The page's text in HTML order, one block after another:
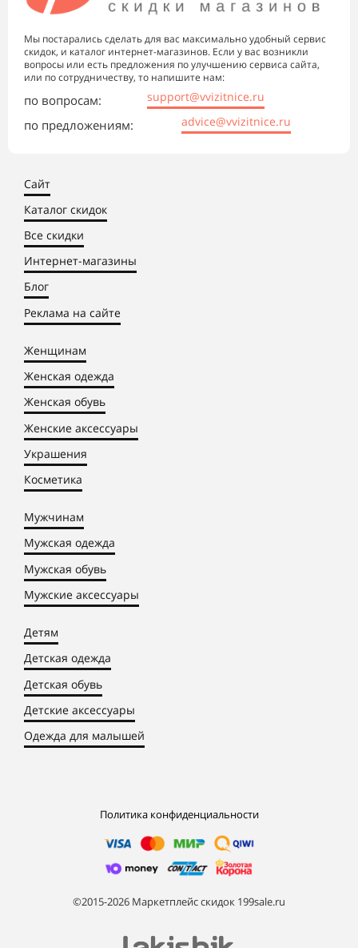
Мы постарались сделать для вас максимально удобный сервис
скидок, и каталог интернет-магазинов. Если у вас возникли
вопросы или есть предложения по улучшению сервиса сайта,
или по сотрудничеству, то напишите нам:
по вопросам: support@vvizitnice.ru
по предложениям: advice@vvizitnice.ru
Сайт
Каталог скидок
Все скидки
Интернет-магазины
Блог
Реклама на сайте
Женщинам
Женская одежда
Женская обувь
Женские аксессуары
Украшения
Косметика
Мужчинам
Мужская одежда
Мужская обувь
Мужские аксессуары
Детям
Детская одежда
Детская обувь
Детские аксессуары
Одежда для малышей
Политика конфиденциальности
©2015-2026 Маркетплейс скидок 199sale.ru